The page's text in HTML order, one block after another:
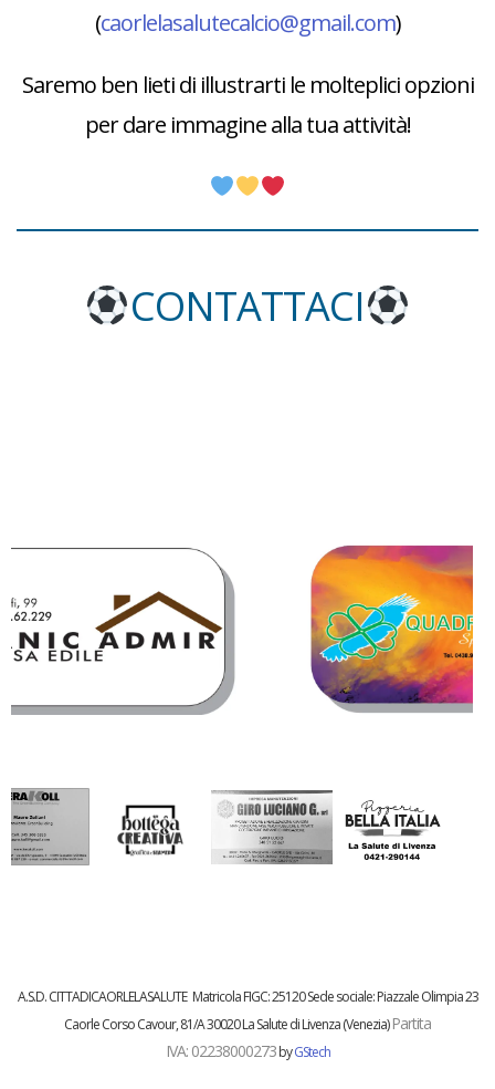
(caorlelasalutecalcio@gmail.com)
Saremo ben lieti di illustrarti le molteplici opzioni
per dare immagine alla tua attività!
CONTATTACI
A.S.D. CITTADICAORLELASALUTE Matricola FIGC:25120Sede sociale: Piazzale Olimpia 23
CaorleCorso Cavour, 81/A 30020 La Salute di Livenza (Venezia)Partita
IVA: 02238000273byGStech